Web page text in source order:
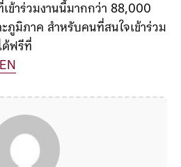
ข้าร่วมงานนี้มากกว่า 88,000
ภูมิภาค สำหรับคนที่สนใจเข้าร่วม
ด้ฟรีที่